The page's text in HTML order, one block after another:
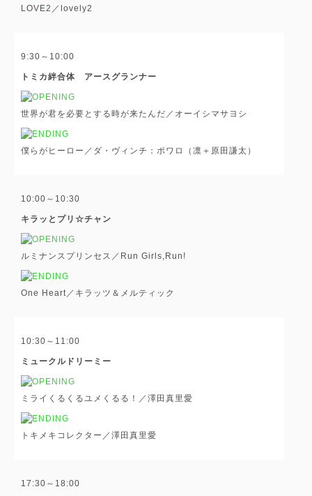
LOVE2／lovely2
9:30～10:00
トミカ絆合体 アースグランナー
世界が君を必要とする時が来たんだ／オーイシマサヨシ
僕らがヒーロー／ダ・ヴィンチ：ポワロ（凛＋原田謙太）
10:00～10:30
キラッとプリ☆チャン
ルミナンスプリンセス／Run Girls,Run!
One Heart／キラッツ＆メルティック
10:30～11:00
ミュークルドリーミー
ミライくるくるユメくるる！／澤田真里愛
トキメキコレクター／澤田真里愛
17:30～18:00